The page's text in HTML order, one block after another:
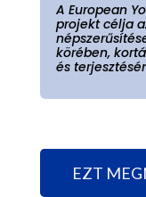
A European
projekt célja
körében,
és
EZT